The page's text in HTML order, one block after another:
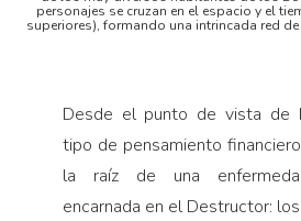
personajes se cruzan en el espacio y el
superiores), formando una intrincada red
Desde el punto de vista de
tipo de pensamiento
la raíz de una
encarnada en el Destructor: